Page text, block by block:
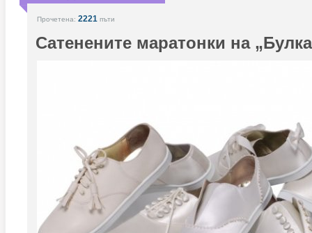
Прочетена: 2221 пъти
Сатенените маратонки на